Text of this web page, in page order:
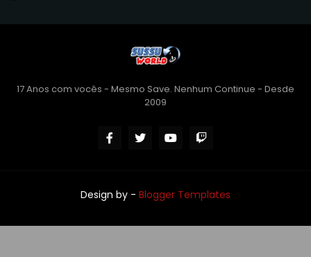
17 Anos com vocês - Mesmo Save. Nenhum Continue - Desde
2009
Design by - Blogger Templates